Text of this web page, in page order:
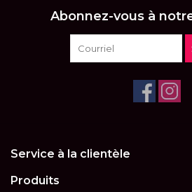
Abonnez-vous à
Service à la clientèle
Produits